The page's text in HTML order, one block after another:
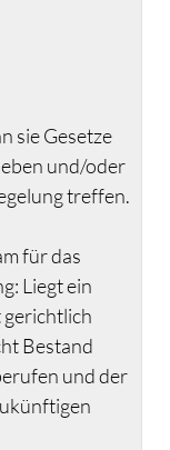
sie Gesetze
und/oder
treffen.
für das
Liegt ein
gerichtlich
Bestand
und der